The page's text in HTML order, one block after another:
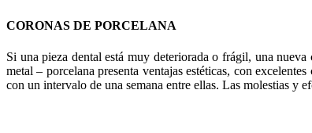
CORONAS DE PORCELANA
Si una pieza dental está muy deteriorada o frágil, una
metal – porcelana presenta ventajas estéticas, con
con un intervalo de una semana entre ellas. Las molestias y